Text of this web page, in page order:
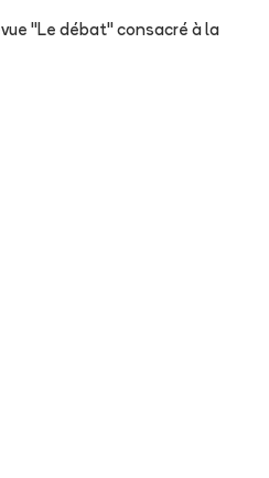
"Le débat" consacré à la